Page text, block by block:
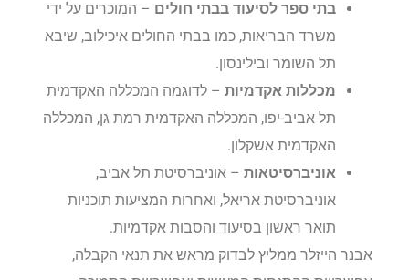
בתי ספר לסיעוד בבתי חולים– המוכרים על ידי
משרד הבריאות, כמו בבתי החולים איכילוב, שיבא
תל השומר ובילינסון.
מכללות אקדמיות– לדוגמה המכללה האקדמית
תל אביב-יפו, המכללה האקדמית רמת גן, המכללה
האקדמית אשקלון.
אוניברסיטאות– אוניברסיטת תל אביב,
אוניברסיטת אריאל, ואחרות המציעות תוכניות
תואר ראשון בסיעוד והסבות אקדמיות.
אבנר הייזלר ממליץ לבדוק מראש את תנאי הקבלה,